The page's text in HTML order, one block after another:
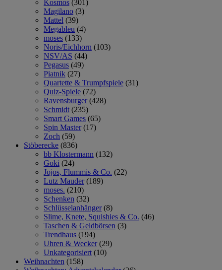
Kosmos (301)
Magilano (3)
Mattel (39)
Megableu (4)
moses (133)
Noris/Eichhorn (103)
NSV/AS (44)
Pegasus (49)
Piatnik (27)
Quartette & Trumpfspiele (31)
Quiz-Spiele (72)
Ravensburger (428)
Schmidt (235)
Smart Games (65)
Spin Master (17)
Zoch (59)
Stöberecke (836)
bb Klostermann (132)
Goki (24)
Jojos, Flummis & Co. (22)
Lutz Mauder (189)
moses. (210)
Schenken (32)
Schlüsselanhänger (8)
Slime, Knete, Squishies & Co. (46)
Taschen & Geldbörsen (3)
Trendhaus (194)
Uhren & Wecker (29)
Unkategorisiert (10)
Weihnachten (158)